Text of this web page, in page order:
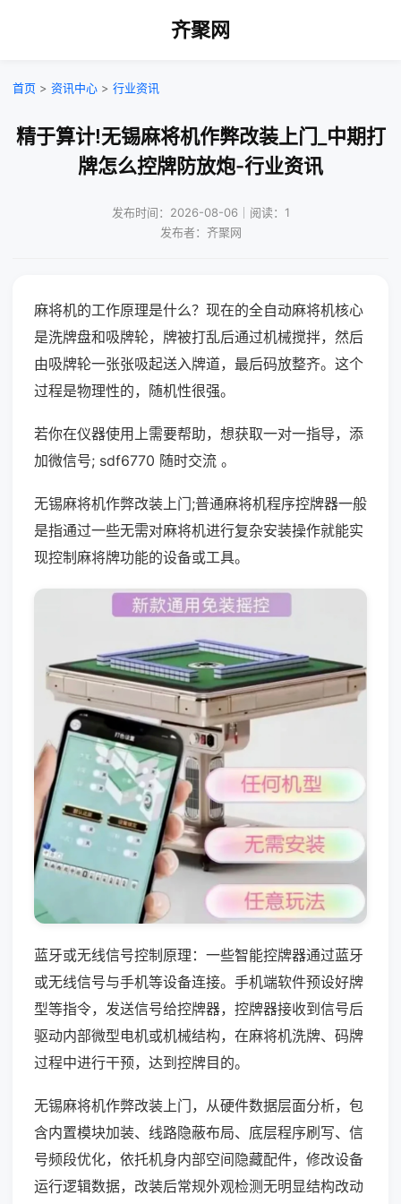
齐聚网
首页 > 资讯中心 > 行业资讯
精于算计!无锡麻将机作弊改装上门_中期打
牌怎么控牌防放炮-行业资讯
发布时间：2026-08-06｜阅读：1
发布者：齐聚网
麻将机的工作原理是什么？现在的全自动麻将机核心
是洗牌盘和吸牌轮，牌被打乱后通过机械搅拌，然后
由吸牌轮一张张吸起送入牌道，最后码放整齐。这个
过程是物理性的，随机性很强。
若你在仪器使用上需要帮助，想获取一对一指导，添
加微信号; sdf6770 随时交流 。
无锡麻将机作弊改装上门;普通麻将机程序控牌器一般
是指通过一些无需对麻将机进行复杂安装操作就能实
现控制麻将牌功能的设备或工具。
蓝牙或无线信号控制原理：一些智能控牌器通过蓝牙
或无线信号与手机等设备连接。手机端软件预设好牌
型等指令，发送信号给控牌器，控牌器接收到信号后
驱动内部微型电机或机械结构，在麻将机洗牌、码牌
过程中进行干预，达到控牌目的。
无锡麻将机作弊改装上门，从硬件数据层面分析，包
含内置模块加装、线路隐蔽布局、底层程序刷写、信
号频段优化，依托机身内部空间隐藏配件，修改设备
运行逻辑数据，改装后常规外观检测无明显结构改动